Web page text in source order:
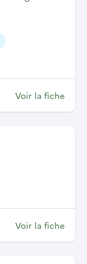
Voir la fiche
Voir la fiche